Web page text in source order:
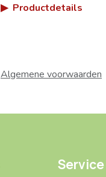
▶ Productdetails
Algemene voorwaarden
Service